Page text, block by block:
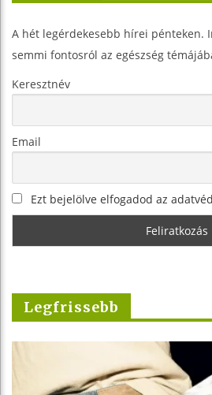
A hét legérdekesebb hírei pénteken.
semmi fontosról az egészség
Keresztnév
Email
Ezt bejelölve elfogadod az
Legfrissebb